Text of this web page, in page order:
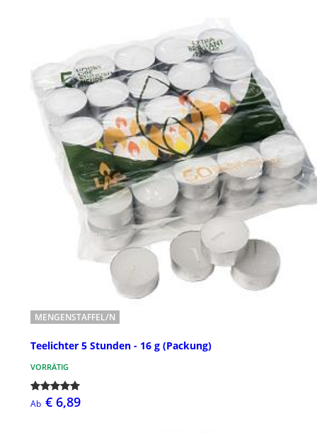
MENGENSTAFFEL/N
Teelichter 5 Stunden - 16 g (Packung)
VORRÄTIG
Ab € 6,89